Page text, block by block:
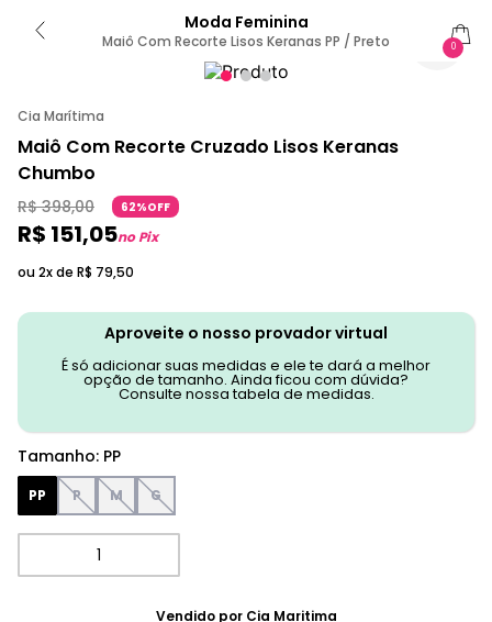
Moda Feminina
Maiô Com Recorte Lisos Keranas PP / Preto 0
Cia Marítima
Maiô Com Recorte Cruzado Lisos Keranas
Chumbo
R$ 398,00 62%OFF
R$ 151,05no Pix
ou 2x de R$ 79,50
Aproveite o nosso provador virtual
É só adicionar suas medidas e ele te dará a melhor
opção de tamanho. Ainda ficou com dúvida?
Consulte nossa tabela de medidas.
Tamanho: PP
PP P M G
Vendido por Cia Maritima